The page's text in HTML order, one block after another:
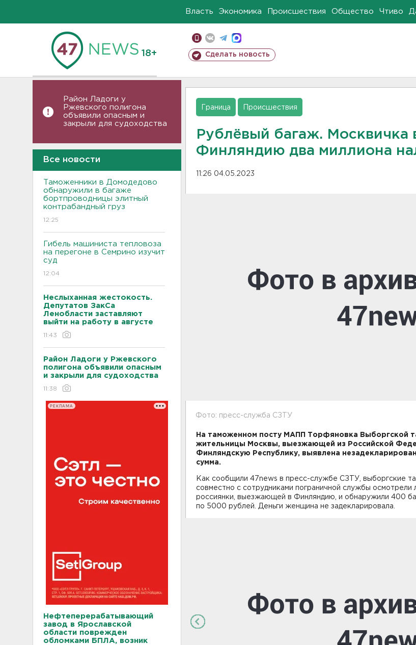
Власть Экономика Происшествия Общество Чтиво
18+ Сделать новость
Район Ладоги у
Ржевского полигона
объявили опасным и
закрыли для судоходства
Все новости
Таможенники в Домодедово
обнаружили в багаже
бортпроводницы элитный
контрабандный груз
12:25
Гибель машиниста тепловоза
на перегоне в Семрино изучит
суд
12:04
Неслыханная жестокость.
Депутатов ЗакСа
Ленобласти заставляют
выйти на работу в августе
11:43
Район Ладоги у Ржевского
полигона объявили опасным
и закрыли для судоходства
11:38
РЕКЛАМА
Нефтеперерабатывающий
завод в Ярославской
области поврежден
обломками БПЛА, возник
Граница Происшествия
Рублёвый багаж. Москвичка
Финляндию два миллиона
11:26 04.05.2023
Фото: пресс-служба СЗТУ
На таможенном посту МАПП Торфяновка Выборгской
жительницы Москвы, выезжающей из Российской
Финляндскую Республику, выявлена
сумма.
Как сообщили 47news в пресс-службе СЗТУ, выборгские
совместно с сотрудниками пограничной службы осмотрели
россиянки, выезжающей в Финляндию, и обнаружили 400
по 5000 рублей. Деньги женщина не задекларировала.